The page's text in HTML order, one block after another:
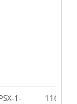
1-
116.81-